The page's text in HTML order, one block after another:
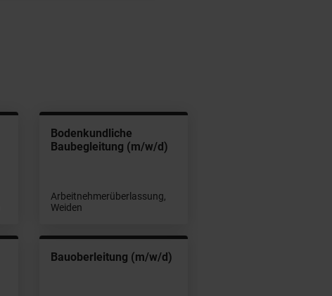
Bodenkundliche
Baubegleitung (m/w/d)
Arbeitnehmerüberlassung,
Weiden
Bauoberleitung (m/w/d)